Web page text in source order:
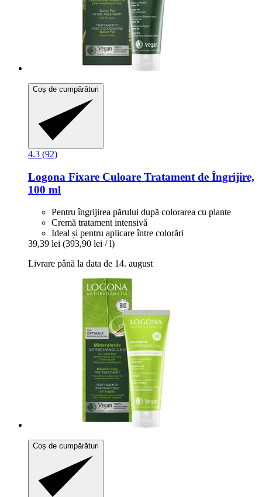
Coș de cumpărături
4.3 (92)
Logona Fixare Culoare Tratament de Îngrijire,
100 ml
Pentru îngrijirea părului după colorarea cu plante
Cremă tratament intensivă
Ideal și pentru aplicare între colorări
39,39 lei (393,90 lei / l)
Livrare până la data de 14. august
Coș de cumpărături